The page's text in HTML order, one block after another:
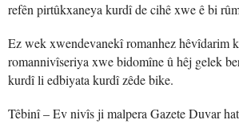
refên pirtûkxaneya kurdî de cihê xwe ê bi
Ez wek xwendevanekî romanhez hêvîdarim
romannivîseriya xwe bidomîne û hêj gelek
kurdî li edbiyata kurdî zêde bike.
Têbinî – Ev nivîs ji malpera Gazete Duvar